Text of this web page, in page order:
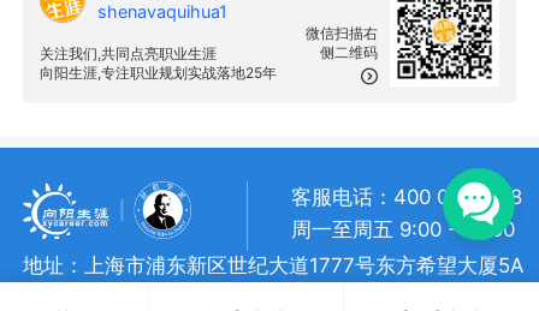
微信扫描右
侧二维码
shenavaquihua1
关注我们,共同点亮职业生涯
向阳生涯,专注职业规划实战落地25年
客服电话：400 057 1108
周一至周五 9:00 - 18:00
地址：上海市浦东新区世纪大道1777号东方希望大厦5A
向阳生涯 • 版权所有
沪ICP备 10018957号-7